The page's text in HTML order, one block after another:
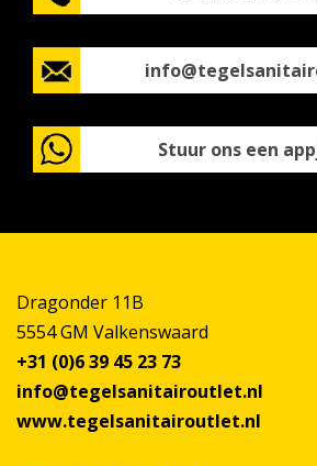
Stuur ons een
Dragonder 11B
5554 GM Valkenswaard
+31 (0)6 39 45 23 73
info@tegelsanitairoutlet.nl
www.tegelsanitairoutlet.nl